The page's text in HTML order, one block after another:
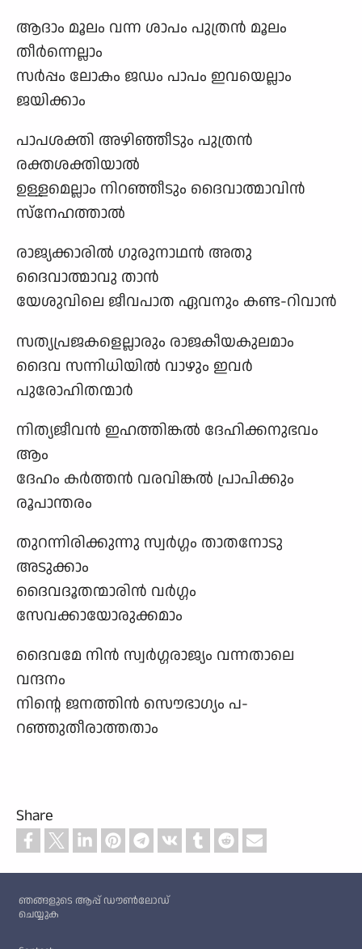
ആദാം മൂലം വന്ന ശാപം പുത്രൻ മൂലം
തീർന്നെല്ലാം
സർപ്പം ലോകം ജഡം പാപം ഇവയെല്ലാം
ജയിക്കാം
പാപശക്തി അഴിഞ്ഞീടും പുത്രൻ
രക്തശക്തിയാൽ
ഉള്ളമെല്ലാം നിറഞ്ഞീടും ദൈവാത്മാവിൻ
സ്നേഹത്താൽ
രാജ്യക്കാരിൽ ഗുരുനാഥൻ അതു
ദൈവാത്മാവു താൻ
യേശുവിലെ ജീവപാത ഏവനും കണ്ട-റിവാൻ
സത്യപ്രജകളെല്ലാരും രാജകീയകുലമാം
ദൈവ സന്നിധിയിൽ വാഴും ഇവർ
പുരോഹിതന്മാർ
നിത്യജീവൻ ഇഹത്തിങ്കൽ ദേഹിക്കനുഭവം
ആം
ദേഹം കർത്തൻ വരവിങ്കൽ പ്രാപിക്കും
രൂപാന്തരം
തുറന്നിരിക്കുന്നു സ്വർഗ്ഗം താതനോടു
അടുക്കാം
ദൈവദൂതന്മാരിൻ വർഗ്ഗം
സേവക്കായോരുക്കമാം
ദൈവമേ നിൻ സ്വർഗ്ഗരാജ്യം വന്നതാലെ
വന്ദനം
നിന്റെ ജനത്തിൻ സൌഭാഗ്യം പ-
റഞ്ഞുതീരാത്തതാം
Share
ഞങ്ങളുടെ ആപ്പ് ഡൗൺലോഡ്
ചെയ്യുക